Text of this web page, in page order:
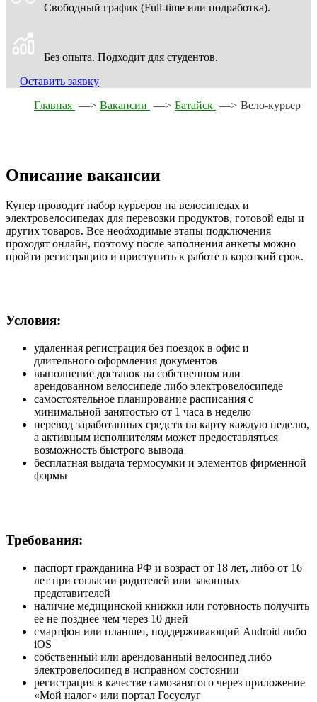
Свободный график (Full-time или подработка).
Без опыта. Подходит для студентов.
Оставить заявку
Главная —> Вакансии —> Батайск —> Вело-курьер
Описание вакансии
Купер проводит набор курьеров на велосипедах и
электровелосипедах для перевозки продуктов, готовой еды и
других товаров. Все необходимые этапы подключения
проходят онлайн, поэтому после заполнения анкеты можно
пройти регистрацию и приступить к работе в короткий срок.
Условия:
удаленная регистрация без поездок в офис и
длительного оформления документов
выполнение доставок на собственном или
арендованном велосипеде либо электровелосипеде
самостоятельное планирование расписания с
минимальной занятостью от 1 часа в неделю
перевод заработанных средств на карту каждую неделю,
а активным исполнителям может предоставляться
возможность быстрого вывода
бесплатная выдача термосумки и элементов фирменной
формы
Требования:
паспорт гражданина РФ и возраст от 18 лет, либо от 16
лет при согласии родителей или законных
представителей
наличие медицинской книжки или готовность получить
ее не позднее чем через 10 дней
смартфон или планшет, поддерживающий Android либо
iOS
собственный или арендованный велосипед либо
электровелосипед в исправном состоянии
регистрация в качестве самозанятого через приложение
«Мой налог» или портал Госуслуг